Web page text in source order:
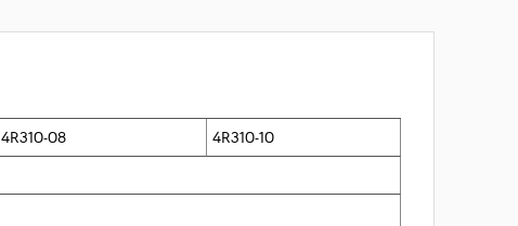
4R310-08
4R310-10